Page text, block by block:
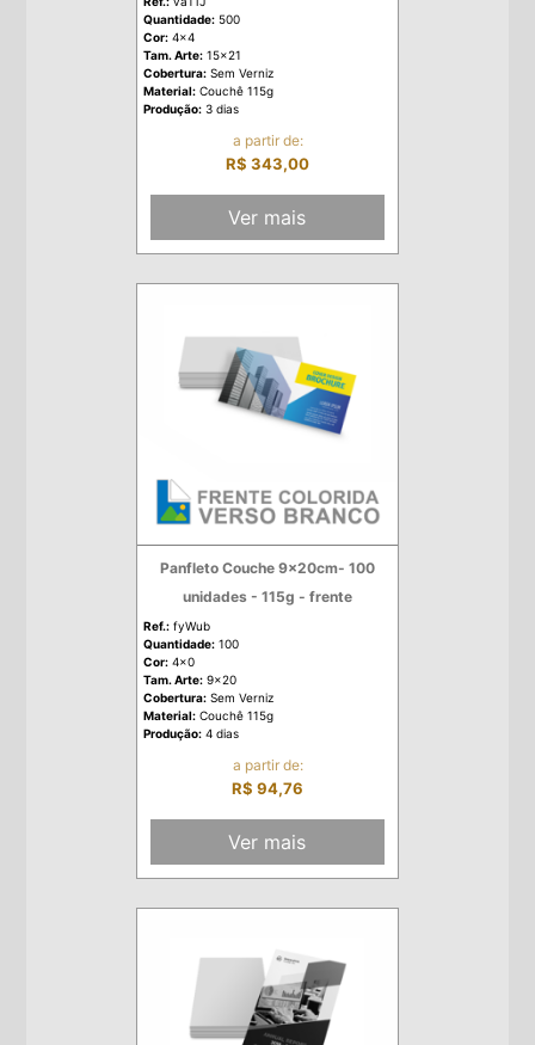
Quantidade: 500
Cor: 4x4
Tam. Arte: 15x21
Cobertura: Sem Verniz
Material: Couchê 115g
Produção: 3 dias
a partir de:
R$ 343,00
Ver mais
Panfleto Couche 9x20cm- 100
unidades - 115g - frente
Ref.: fyWub
Quantidade: 100
Cor: 4x0
Tam. Arte: 9x20
Cobertura: Sem Verniz
Material: Couchê 115g
Produção: 4 dias
a partir de:
R$ 94,76
Ver mais